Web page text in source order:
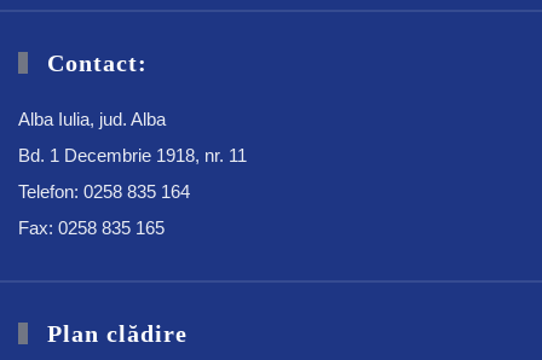
Contact:
Alba Iulia, jud. Alba
Bd. 1 Decembrie 1918, nr. 11
Telefon: 0258 835 164
Fax: 0258 835 165
Plan clădire